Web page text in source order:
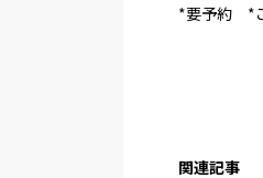
*要予約 *
関連記事